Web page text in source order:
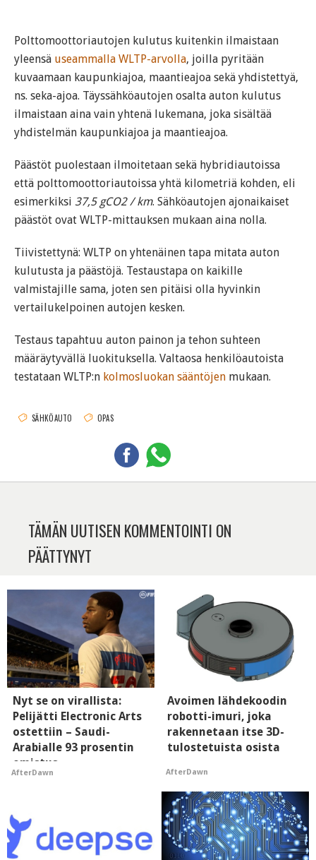
Polttomoottoriautojen kulutus kuitenkin ilmaistaan
yleensä useammalla WLTP-arvolla, joilla pyritään
kuvaamaan kaupunkiajoa, maantieajoa sekä yhdistettyä,
ns. seka-ajoa. Täyssähköautojen osalta auton kulutus
ilmaistaan aina vain yhtenä lukemana, joka sisältää
yhdistelmän kaupunkiajoa ja maantieajoa.
Päästöt puolestaan ilmoitetaan sekä hybridiautoissa
että polttomoottoriautoissa yhtä kilometriä kohden, eli
esimerkiksi 37,5 gCO2 / km. Sähköautojen ajonaikaiset
päästöt ovat WLTP-mittauksen mukaan aina nolla.
Tiivistettynä: WLTP on yhtenäinen tapa mitata auton
kulutusta ja päästöjä. Testaustapa on kaikille
valmistajille sama, joten sen pitäisi olla hyvinkin
vertailukelpoinen autojen kesken.
Testaus tapahtuu auton painon ja tehon suhteen
määräytyvällä luokituksella. Valtaosa henkilöautoista
testataan WLTP:n kolmosluokan sääntöjen mukaan.
SÄHKÖAUTO OPAS
TÄMÄN UUTISEN KOMMENTOINTI ON
PÄÄTTYNYT
Nyt se on virallista:
Pelijätti Electronic Arts
ostettiin – Saudi-
Arabialle 93 prosentin
omistus
AfterDawn
Avoimen lähdekoodin
robotti-imuri, joka
rakennetaan itse 3D-
tulostetuista osista
AfterDawn